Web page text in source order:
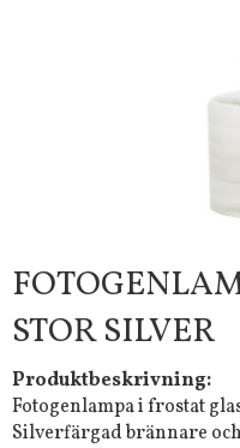
STOR SILVER
Produktbeskrivning:
Fotogenlampa i frostat
Silverfärgad brännare